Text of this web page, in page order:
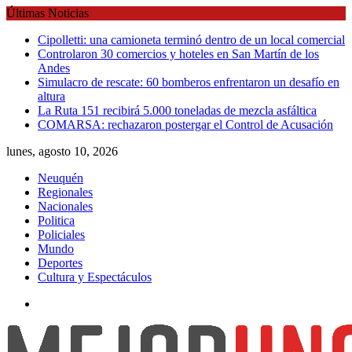
Skip
content
Últimas Noticias
Cipolletti: una camioneta terminó dentro de un local comercial
Controlaron 30 comercios y hoteles en San Martín de los
Andes
Simulacro de rescate: 60 bomberos enfrentaron un desafío en
altura
La Ruta 151 recibirá 5.000 toneladas de mezcla asfáltica
COMARSA: rechazaron postergar el Control de Acusación
lunes, agosto 10, 2026
Neuquén
Regionales
Nacionales
Politica
Policiales
Mundo
Deportes
Cultura y Espectáculos